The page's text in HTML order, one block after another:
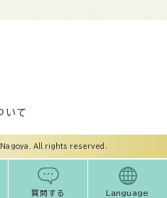
質問する Language
いて
All rights reserved.